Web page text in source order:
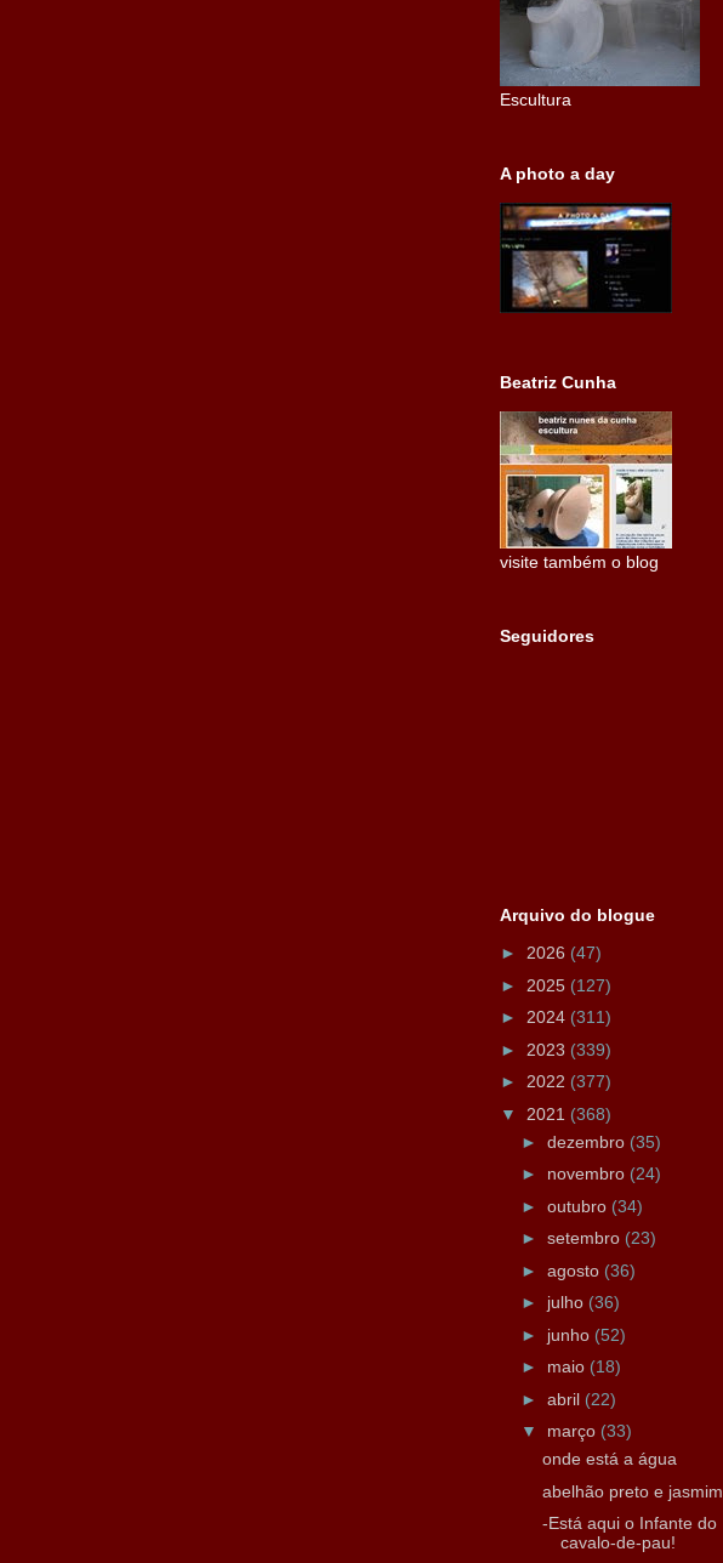
Escultura
A photo a day
Beatriz Cunha
visite também o blog
Seguidores
Arquivo do blogue
► 2026 (47)
► 2025 (127)
► 2024 (311)
► 2023 (339)
► 2022 (377)
▼ 2021 (368)
► dezembro (35)
► novembro (24)
► outubro (34)
► setembro (23)
► agosto (36)
► julho (36)
► junho (52)
► maio (18)
► abril (22)
▼ março (33)
onde está a água
abelhão preto e jasmim
-Está aqui o Infante do
cavalo-de-pau!